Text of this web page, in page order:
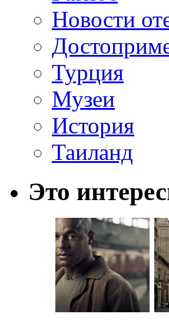
Новости
Турция
Музеи
История
Таиланд
Это